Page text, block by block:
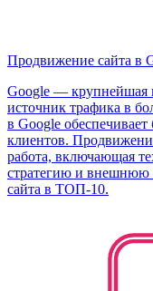
Продвижение сайта в
Google — крупнейшая
источник трафика в
в Google обеспечивает
клиентов.
работа, включающая
стратегию и внешнюю
сайта в ТОП-10.